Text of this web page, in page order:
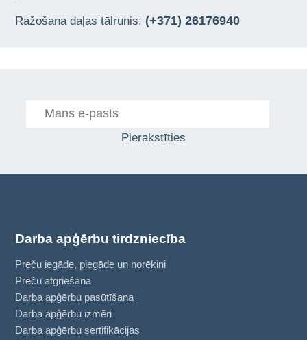
Ražošana daļas tālrunis: (+371) 26176940
Pierakstīties
Darba apģērbu tirdzniecība
Preču iegāde, piegāde un norēķini
Preču atgriešana
Darba apģērbu pasūtīšana
Darba apģērbu izmēri
Darba apģērbu sertifikācijas